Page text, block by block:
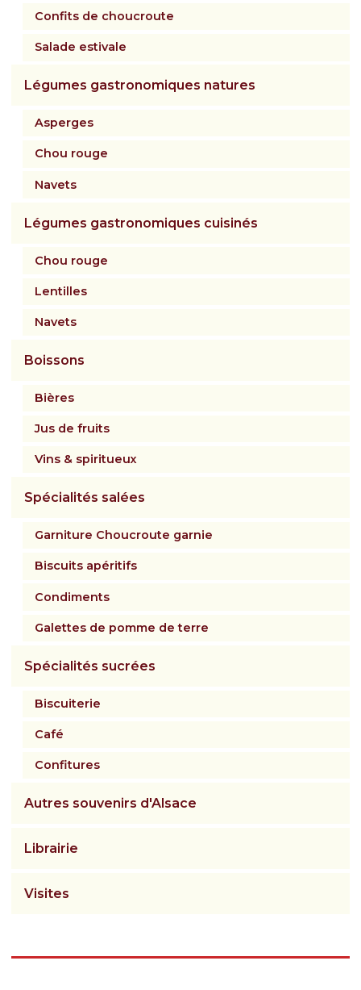
Confits de choucroute
Salade estivale
Légumes gastronomiques natures
Asperges
Chou rouge
Navets
Légumes gastronomiques cuisinés
Chou rouge
Lentilles
Navets
Boissons
Bières
Jus de fruits
Vins & spiritueux
Spécialités salées
Garniture Choucroute garnie
Biscuits apéritifs
Condiments
Galettes de pomme de terre
Spécialités sucrées
Biscuiterie
Café
Confitures
Autres souvenirs d'Alsace
Librairie
Visites